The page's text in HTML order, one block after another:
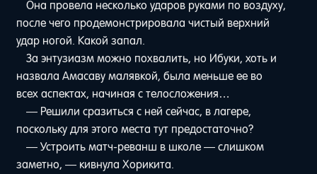
Она провела несколько ударов руками по воздуху,
после чего продемонстрировала чистый верхний
удар ногой. Какой запал.
За энтузиазм можно похвалить, но Ибуки, хоть и
назвала Амасаву малявкой, была меньше ее во
всех аспектах, начиная с телосложения…
— Решили сразиться с ней сейчас, в лагере,
поскольку для этого места тут предостаточно?
— Устроить матч-реванш в школе — слишком
заметно, — кивнула Хорикита.